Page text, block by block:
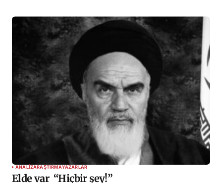
ANALIZARAŞTIRMAYAZARLAR
Elde var “Hiçbir şey!”